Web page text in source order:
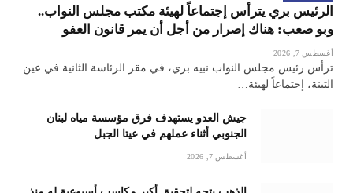
الرئيس بري يترأس إجتماعاً لهيئة مكتب مجلس النواب..
وبو صعب: هناك إصرار من أجل أن يمر قانون العفو
أغسطس 7, 2026
ترأس رئيس مجلس النواب نبيه بري، في مقر الرئاسة الثانية في عين
التينة، إجتماعاً لهيئة…
جيش العدو يستهدف فرق مؤسسة مياه لبنان
الجنوبي أثناء عملهم في عيتا الجبل
أغسطس 7, 2026